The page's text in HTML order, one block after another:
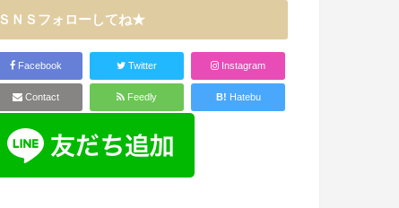
ＳＮＳフォローしてね★
Facebook Twitter Instagram
Contact Feedly B! Hatebu